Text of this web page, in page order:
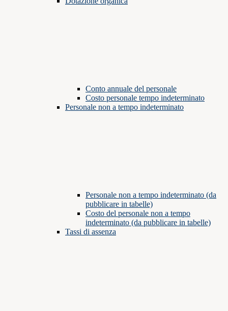
Conto annuale del personale
Costo personale tempo indeterminato
Personale non a tempo indeterminato
Personale non a tempo indeterminato (da
pubblicare in tabelle)
Costo del personale non a tempo
indeterminato (da pubblicare in tabelle)
Tassi di assenza